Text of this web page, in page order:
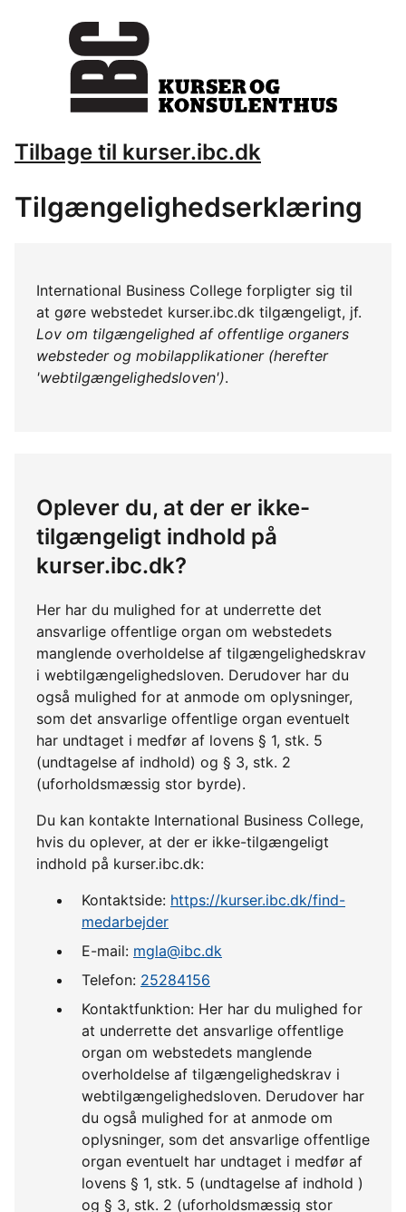
Tilbage til kurser.ibc.dk
Tilgængelighedserklæring
International Business College forpligter sig til
at gøre webstedet kurser.ibc.dk tilgængeligt, jf.
Lov om tilgængelighed af offentlige organers
websteder og mobilapplikationer (herefter
'webtilgængelighedsloven').
Oplever du, at der er ikke-
tilgængeligt indhold på
kurser.ibc.dk?
Her har du mulighed for at underrette det
ansvarlige offentlige organ om webstedets
manglende overholdelse af tilgængelighedskrav
i webtilgængelighedsloven. Derudover har du
også mulighed for at anmode om oplysninger,
som det ansvarlige offentlige organ eventuelt
har undtaget i medfør af lovens § 1, stk. 5
(undtagelse af indhold) og § 3, stk. 2
(uforholdsmæssig stor byrde).
Du kan kontakte International Business College,
hvis du oplever, at der er ikke-tilgængeligt
indhold på kurser.ibc.dk:
Kontaktside: https://kurser.ibc.dk/find-
medarbejder
E-mail: mgla@ibc.dk
Telefon: 25284156
Kontaktfunktion: Her har du mulighed for
at underrette det ansvarlige offentlige
organ om webstedets manglende
overholdelse af tilgængelighedskrav i
webtilgængelighedsloven. Derudover har
du også mulighed for at anmode om
oplysninger, som det ansvarlige offentlige
organ eventuelt har undtaget i medfør af
lovens § 1, stk. 5 (undtagelse af indhold )
og § 3, stk. 2 (uforholdsmæssig stor